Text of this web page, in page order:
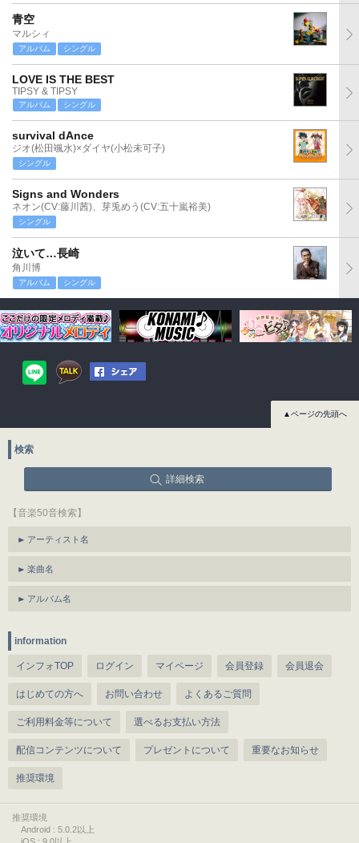
青空
マルシィ
アルバム シングル
LOVE IS THE BEST
TIPSY & TIPSY
アルバム シングル
survival dAnce
ジオ(松田颯水)×ダイヤ(小松未可子)
シングル
Signs and Wonders
ネオン(CV:藤川茜)、芽兎めう(CV:五十嵐裕美)
シングル
泣いて…長崎
角川博
アルバム シングル
▲ページの先頭へ
検索
詳細検索
【音楽50音検索】
アーティスト名
楽曲名
アルバム名
information
インフォTOP ログイン マイページ 会員登録 会員退会
はじめての方へ お問い合わせ よくあるご質問
ご利用料金等について 選べるお支払い方法
配信コンテンツについて プレゼントについて 重要なお知らせ
推奨環境
推奨環境
Android : 5.0.2以上